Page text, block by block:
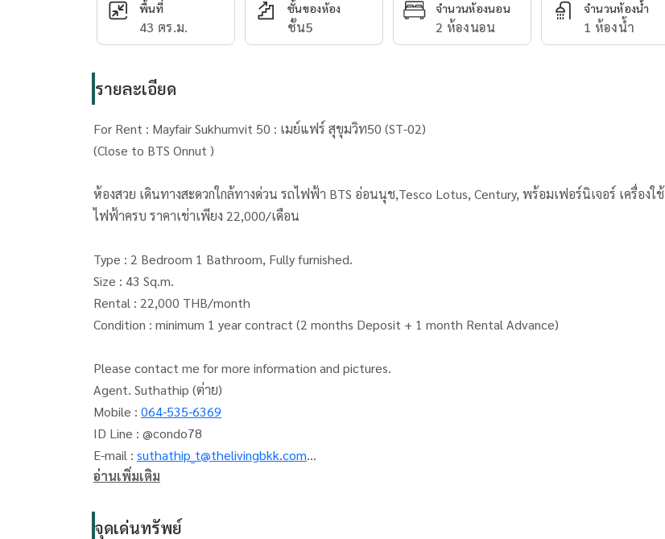
พื้นที่
43 ตร.ม.
ชั้นของห้อง
ชั้น5
จำนวนห้องนอน
2 ห้องนอน
จำนวนห้องน้ำ
1 ห้องน้ำ
รายละเอียด
For Rent : Mayfair Sukhumvit 50 : เมย์แฟร์ สุขุมวิท50 (ST-02)
(Close to BTS Onnut )
ห้องสวย เดินทางสะดวกใกล้ทางด่วน รถไฟฟ้า BTS อ่อนนุช,Tesco Lotus, Century, พร้อมเฟอร์นิเจอร์ เครื่องใช้
ไฟฟ้าครบ ราคาเช่าเพียง 22,000/เดือน
Type : 2 Bedroom 1 Bathroom, Fully furnished.
Size : 43 Sq.m.
Rental : 22,000 THB/month
Condition : minimum 1 year contract (2 months Deposit + 1 month Rental Advance)
Please contact me for more information and pictures.
Agent. Suthathip (ต่าย)
Mobile : 064-535-6369
ID Line : @condo78
E-mail : suthathip_t@thelivingbkk.com
รับฝาก ขาย เช่า คอนโด บ้าน และอสังหาทรัพย์ทุกประเภท
อ่านเพิ่มเติม
จุดเด่นทรัพย์